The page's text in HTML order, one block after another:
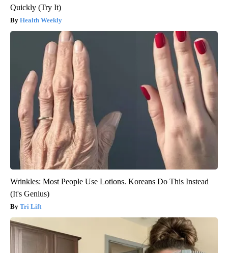
Quickly (Try It)
Health Weekly
Wrinkles: Most People Use Lotions. Koreans Do This Instead
(It's Genius)
Tri Lift